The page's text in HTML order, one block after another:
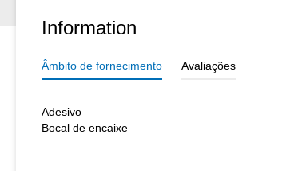
Information
Âmbito de fornecimento Avaliações
Adesivo
Bocal de encaixe